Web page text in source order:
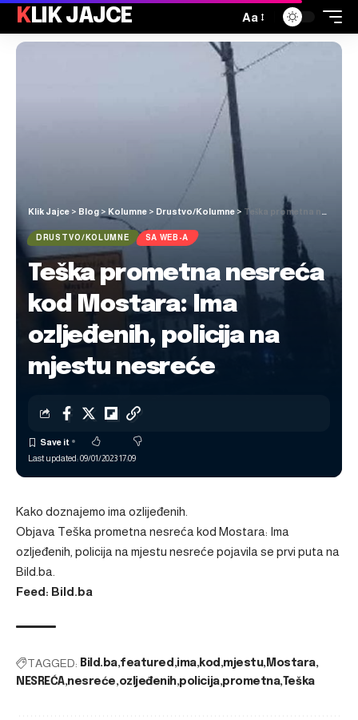
KLIK JAJCE Aa
Klik Jajce > Blog > Kolumne > Drustvo/Kolumne > Teška prometna nesreća kod Mostara: Ima ozljeđenih, policija na mjestu nesreće
DRUSTVO/KOLUMNE SA WEB-A
Teška prometna nesreća
kod Mostara: Ima
ozljeđenih, policija na
mjestu nesreće
Last updated: 09/01/2023 17:09
Kako doznajemo ima ozlijeđenih.
Objava Teška prometna nesreća kod Mostara: Ima
ozljeđenih, policija na mjestu nesreće pojavila se prvi puta na
Bild.ba
Feed: Bild.ba
TAGGED: Bild.ba featured ima kod mjestu Mostara
NESREĆA nesreće ozljeđenih policija prometna Teška